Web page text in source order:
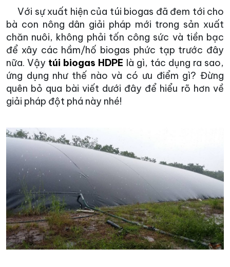
Với sự xuất hiện của túi biogas đã đem tới cho
bà con nông dân giải pháp mới trong sản xuất
chăn nuôi, không phải tốn công sức và tiền bạc
để xây các hầm/hố biogas phức tạp trước đây
nữa. Vậy túi biogas HDPE là gì, tác dụng ra sao,
ứng dụng như thế nào và có ưu điểm gì? Đừng
quên bỏ qua bài viết dưới đây để hiểu rõ hơn về
giải pháp đột phá này nhé!